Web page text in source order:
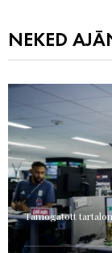
NEKED
Támogatott